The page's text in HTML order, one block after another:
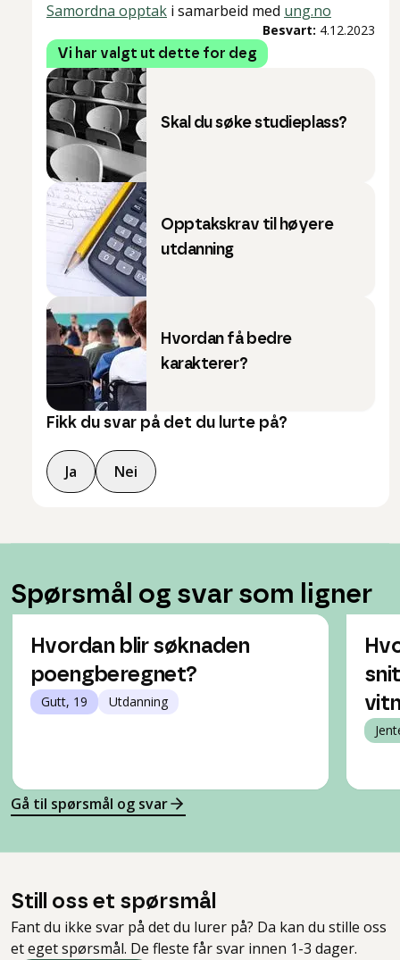
Samordna opptak i samarbeid med ung.no
Besvart: 4.12.2023
Vi har valgt ut dette for deg
Skal du søke studieplass?
Opptakskrav til høyere
utdanning
Hvordan få bedre
karakterer?
Fikk du svar på det du lurte på?
Ja Nei
Spørsmål og svar som ligner
Hvordan blir søknaden
poengberegnet?
Gutt, 19 Utdanning
Gå til spørsmål og svar
Still oss et spørsmål
Fant du ikke svar på det du lurer på? Da kan du stille oss
et eget spørsmål. De fleste får svar innen 1-3 dager.